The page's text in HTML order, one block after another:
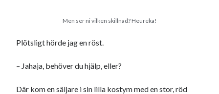
Men ser ni vilken skillnad? Heureka!
Plötsligt hörde jag en röst.
– Jahaja, behöver du hjälp, eller?
Där kom en säljare i sin lilla kostym med en stor, röd